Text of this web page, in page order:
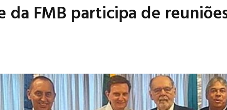
da FMB participa de